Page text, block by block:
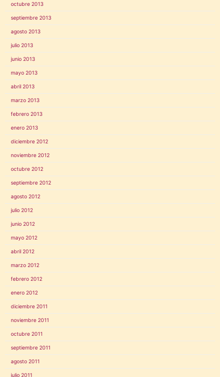
octubre 2013
septiembre 2013
agosto 2013
julio 2013
junio 2013
mayo 2013
abril 2013
marzo 2013
febrero 2013
enero 2013
diciembre 2012
noviembre 2012
octubre 2012
septiembre 2012
agosto 2012
julio 2012
junio 2012
mayo 2012
abril 2012
marzo 2012
febrero 2012
enero 2012
diciembre 2011
noviembre 2011
octubre 2011
septiembre 2011
agosto 2011
julio 2011